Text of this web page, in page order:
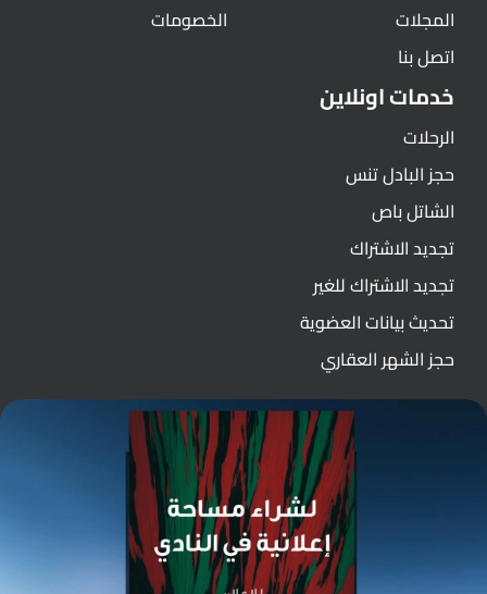
المجلات
اتصل بنا
الخصومات
خدمات اونلاين
الرحلات
حجز البادل تنس
الشاتل باص
تجديد الاشتراك
تجديد الاشتراك للغير
تحديث بيانات العضوية
حجز الشهر العقاري